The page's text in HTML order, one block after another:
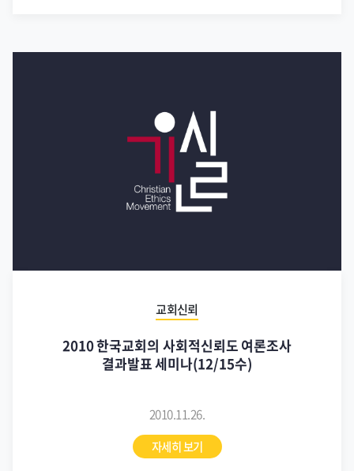
교회신뢰
2010 한국교회의 사회적신뢰도 여론조사
결과발표 세미나(12/15수)
2010.11.26.
자세히 보기